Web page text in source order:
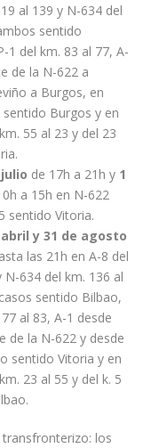
al 139 y N-634 del
sentido
1 del km. 83 al 77, A-
de la N-622 a
a Burgos, en
Burgos y en
55 al 23 y del 23
de 17h a 21h y 1
a 15h en N-622
sentido Vitoria.
y 31 de agosto
las 21h en A-8 del
N-634 del km. 136 al
sentido Bilbao,
al 83, A-1 desde
de la N-622 y desde
sentido Vitoria y en
23 al 55 y del k. 5
los